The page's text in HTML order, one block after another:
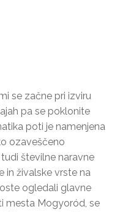
se začne pri izviru
pa se poklonite
poti je namenjena
ozaveščeno
številne naravne
in živalske vrste na
ogledali glavne
mesta Mogyoród, se